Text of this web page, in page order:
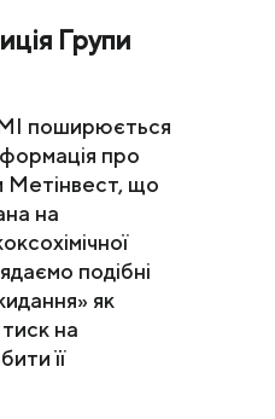
Групи
поширюється
про
Метінвест, що
на
подібні
як
на
її